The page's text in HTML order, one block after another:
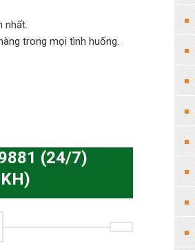
nhất.
trong mọi tình huống.
(24/7)